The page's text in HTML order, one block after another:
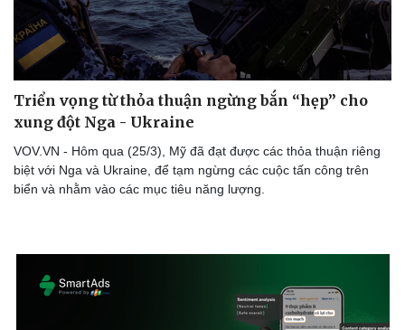
Thể thao
Bóng đá
Lịch thi đấu bóng đá
Thế giới thể thao
eSports
Hậu trường
Ô tô - Xe máy
Ô tô
Tư vấn
Triển vọng từ thỏa thuận ngừng bắn “hẹp” cho
xung đột Nga - Ukraine
VOV.VN - Hôm qua (25/3), Mỹ đã đạt được các thỏa thuận riêng
biệt với Nga và Ukraine, để tạm ngừng các cuộc tấn công trên
biển và nhằm vào các mục tiêu năng lượng.